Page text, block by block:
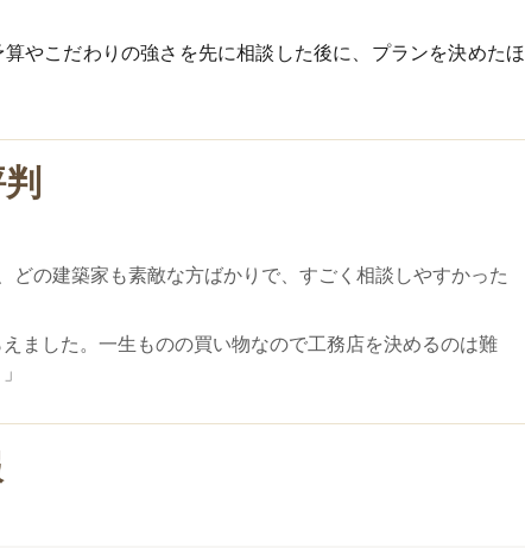
やこだわりの強さを先に相談した後に、プランを決めたほ
どの建築家も素敵な方ばかりで、すごく相談しやすかった
ました。一生ものの買い物なので工務店を決めるのは難